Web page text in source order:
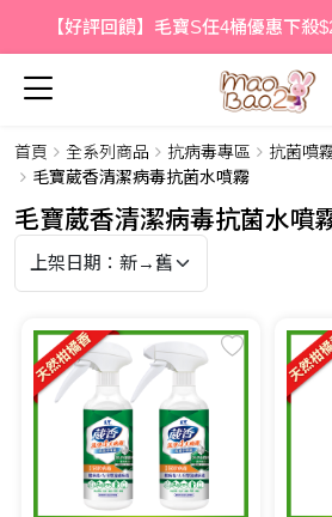
【好評回饋】毛寶S任4桶優惠下殺
首頁 全系列商品 抗病毒專區
抗菌噴
毛寶葳香清潔病毒抗菌水噴霧
毛寶葳香清潔病毒抗菌水噴